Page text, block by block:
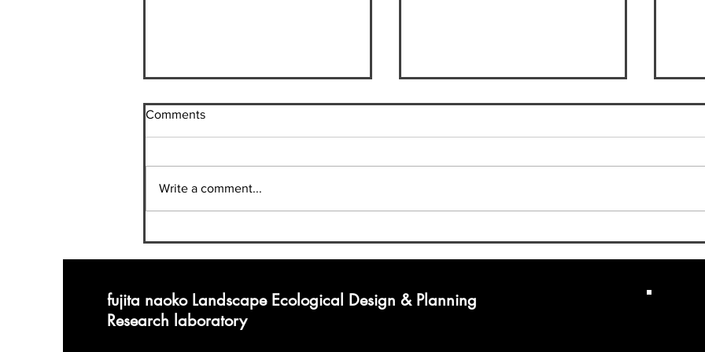
Comments
Write a comment...
fujita naoko Landscape Ecological Design & Planning
Research laboratory